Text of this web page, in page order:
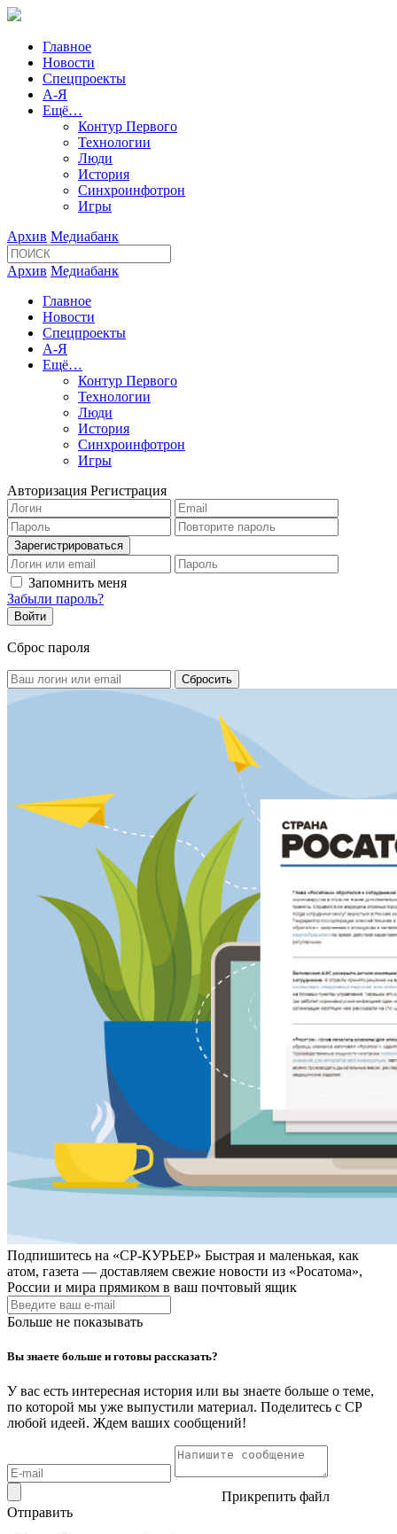
Главное
Новости
Спецпроекты
А-Я
Ещё…
Контур Первого
Технологии
Люди
История
Синхроинфотрон
Игры
Архив Медиабанк
Архив Медиабанк
Главное
Новости
Спецпроекты
А-Я
Ещё…
Контур Первого
Технологии
Люди
История
Синхроинфотрон
Игры
Авторизация Регистрация
Запомнить меня
Забыли пароль?
Сброс пароля
Подпишитесь на «СР-КУРЬЕР» Быстрая и маленькая, как
атом, газета — доставляем свежие новости из «Росатома»,
России и мира прямиком в ваш почтовый ящик
Больше не показывать
Вы знаете больше и готовы рассказать?
У вас есть интересная история или вы знаете больше о теме,
по которой мы уже выпустили материал. Поделитесь с СР
любой идеей. Ждем ваших сообщений!
Прикрепить файл
Отправить